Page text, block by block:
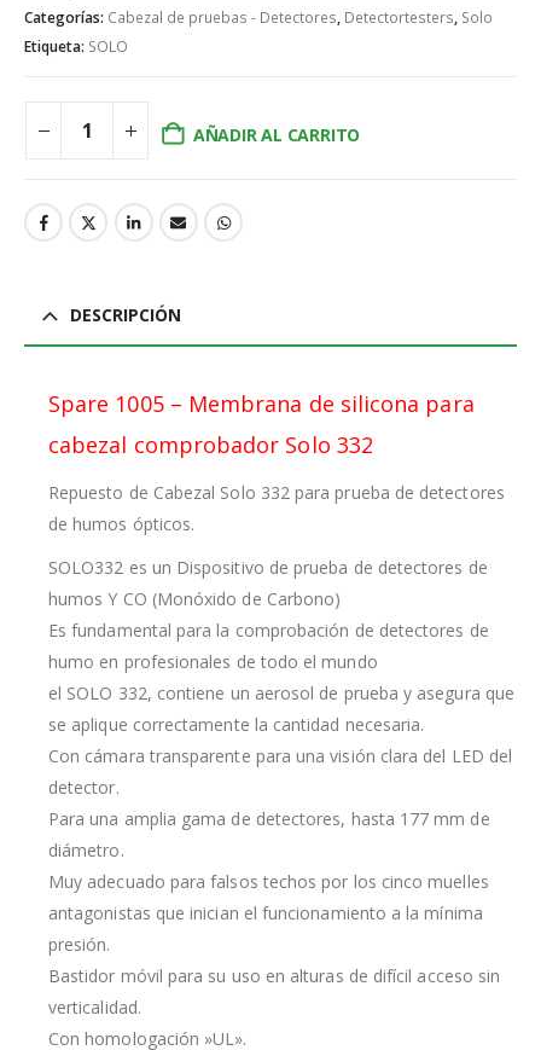
Categorías: Cabezal de pruebas - Detectores, Detectortesters, Solo
Etiqueta: SOLO
AÑADIR AL CARRITO
DESCRIPCIÓN
Spare 1005 – Membrana de silicona para
cabezal comprobador Solo 332
Repuesto de Cabezal Solo 332 para prueba de detectores
de humos ópticos.
SOLO332 es un Dispositivo de prueba de detectores de
humos Y CO (Monóxido de Carbono)
Es fundamental para la comprobación de detectores de
humo en profesionales de todo el mundo
el SOLO 332, contiene un aerosol de prueba y asegura que
se aplique correctamente la cantidad necesaria.
Con cámara transparente para una visión clara del LED del
detector.
Para una amplia gama de detectores, hasta 177 mm de
diámetro.
Muy adecuado para falsos techos por los cinco muelles
antagonistas que inician el funcionamiento a la mínima
presión.
Bastidor móvil para su uso en alturas de difícil acceso sin
verticalidad.
Con homologación »UL».